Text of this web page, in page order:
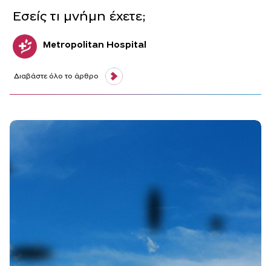
Εσείς τι μνήμη έχετε;
Metropolitan Hospital
Διαβάστε όλο το άρθρο